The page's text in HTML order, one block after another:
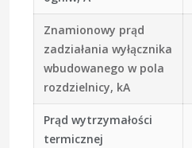
Znamionowy prąd
zadziałania wyłącznika
wbudowanego w pola
rozdzielnicy, kA
Prąd wytrzymałości
termicznej